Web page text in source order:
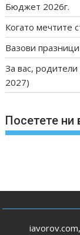
Бюджет 2026г.
Когато мечтите
Вазови
За вас,
2027)
Посетете ни